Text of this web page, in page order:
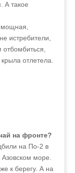
А такое
истребители,
отлетела.
на фронте?
на По-2 в
море.
к берегу. А на